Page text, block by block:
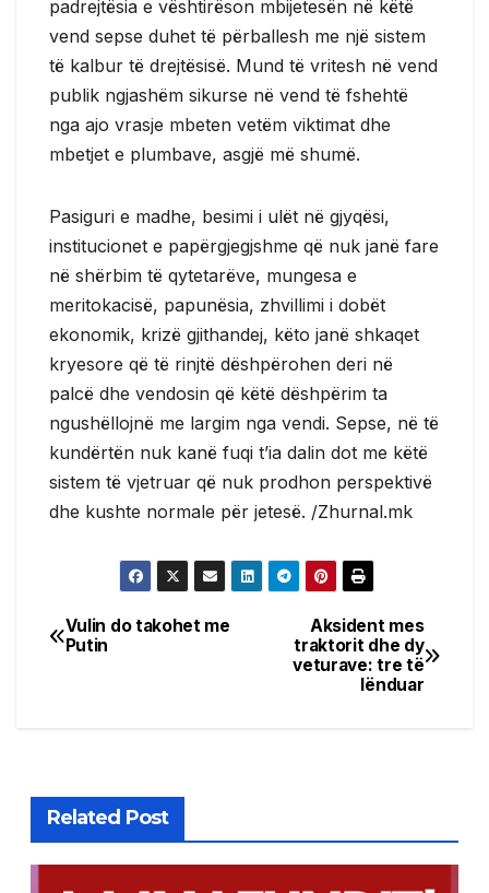
padrejtësia e vështirëson mbijetesën në këtë
vend sepse duhet të përballesh me një sistem
të kalbur të drejtësisë. Mund të vritesh në vend
publik ngjashëm sikurse në vend të fshehtë
nga ajo vrasje mbeten vetëm viktimat dhe
mbetjet e plumbave, asgjë më shumë.
Pasiguri e madhe, besimi i ulët në gjyqësi,
institucionet e papërgjegjshme që nuk janë fare
në shërbim të qytetarëve, mungesa e
meritokacisë, papunësia, zhvillimi i dobët
ekonomik, krizë gjithandej, këto janë shkaqet
kryesore që të rinjtë dëshpërohen deri në
palcë dhe vendosin që këtë dëshpërim ta
ngushëllojnë me largim nga vendi. Sepse, në të
kundërtën nuk kanë fuqi t’ia dalin dot me këtë
sistem të vjetruar që nuk prodhon perspektivë
dhe kushte normale për jetesë. /Zhurnal.mk
Post
Aksident mes
traktorit dhe dy
veturave: tre të
lënduar
Vulin do takohet me
Putin
Related Post